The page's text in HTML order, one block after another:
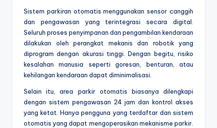
Sistem parkiran otomatis menggunakan sensor canggih
dan pengawasan yang terintegrasi secara digital.
Seluruh proses penyimpanan dan pengambilan kendaraan
dilakukan oleh perangkat mekanis dan robotik yang
diprogram dengan akurasi tinggi. Dengan begitu, risiko
kesalahan manusia seperti goresan, benturan, atau
kehilangan kendaraan dapat diminimalisasi.
Selain itu, area parkir otomatis biasanya dilengkapi
dengan sistem pengawasan 24 jam dan kontrol akses
yang ketat. Hanya pengguna yang terdaftar dan sistem
otomatis yang dapat mengoperasikan mekanisme parkir.